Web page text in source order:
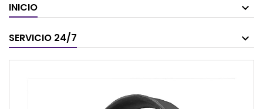
INICIO
SERVICIO 24/7